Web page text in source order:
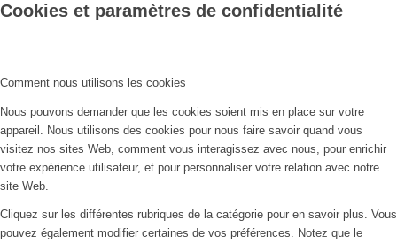
Cookies et paramètres de confidentialité
Comment nous utilisons les cookies
Nous pouvons demander que les cookies soient mis en place sur votre
appareil. Nous utilisons des cookies pour nous faire savoir quand vous
visitez nos sites Web, comment vous interagissez avec nous, pour enrichir
votre expérience utilisateur, et pour personnaliser votre relation avec notre
site Web.
Cliquez sur les différentes rubriques de la catégorie pour en savoir plus. Vous
pouvez également modifier certaines de vos préférences. Notez que le